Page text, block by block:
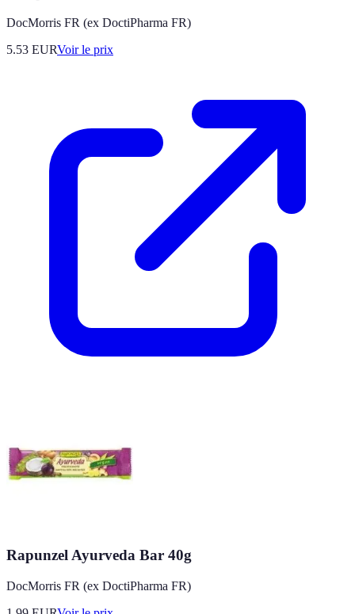
DocMorris FR (ex DoctiPharma FR)
5.53 EURVoir le prix
Rapunzel Ayurveda Bar 40g
DocMorris FR (ex DoctiPharma FR)